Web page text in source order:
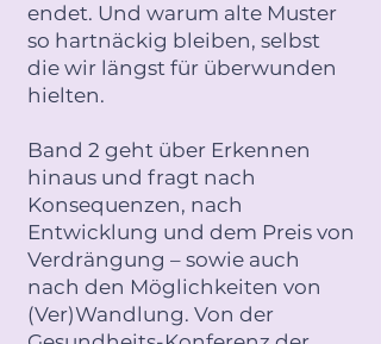
endet. Und warum alte Muster
so hartnäckig bleiben, selbst
die wir längst für überwunden
hielten.
Band 2 geht über Erkennen
hinaus und fragt nach
Konsequenzen, nach
Entwicklung und dem Preis von
Verdrängung – sowie auch
nach den Möglichkeiten von
(Ver)Wandlung. Von der